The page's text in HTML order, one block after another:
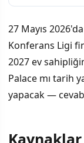
27 Mayıs
Konferans Ligi
2027 ev
Palace mı tarih
yapacak —
Kaynaklar